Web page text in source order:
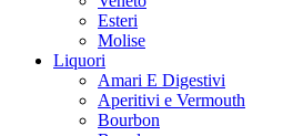
Esteri
Molise
Liquori
Amari E Digestivi
Aperitivi e Vermouth
Bourbon